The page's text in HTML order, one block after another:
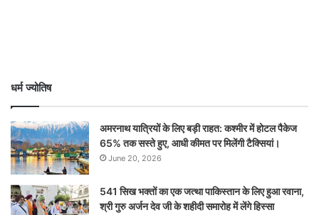
धर्म ज्योतिष
अमरनाथ यात्रियों के लिए बड़ी राहत: कश्मीर में होटल पैकेज
65% तक सस्ते हुए, आधी कीमत पर मिलेंगी टैक्सियां।
June 20, 2026
541 सिख भक्तों का एक जत्था पाकिस्तान के लिए हुआ रवाना,
श्री गुरु अर्जन देव जी के शहीदी समारोह में लेंगे हिस्सा